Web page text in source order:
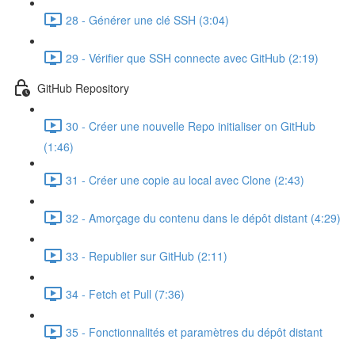
28 - Générer une clé SSH (3:04)
29 - Vérifier que SSH connecte avec GitHub (2:19)
GitHub Repository
30 - Créer une nouvelle Repo initialiser on GitHub
(1:46)
31 - Créer une copie au local avec Clone (2:43)
32 - Amorçage du contenu dans le dépôt distant (4:29)
33 - Republier sur GitHub (2:11)
34 - Fetch et Pull (7:36)
35 - Fonctionnalités et paramètres du dépôt distant